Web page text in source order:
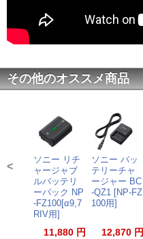
その他のオススメ商品
ソニー リチ
ャージャブ
ルバッテリ
ーパック NP
-FZ100[α9,7
RIV用]
11,880 円
ソニー バッ
テリーチャ
ージャー BC
-QZ1 [NP-FZ
100用]
12,870 円
<